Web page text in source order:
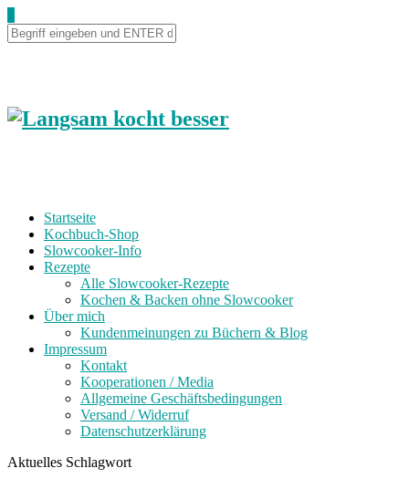
Startseite
Kochbuch-Shop
Slowcooker-Info
Rezepte
Alle Slowcooker-Rezepte
Kochen & Backen ohne Slowcooker
Über mich
Kundenmeinungen zu Büchern & Blog
Impressum
Kontakt
Kooperationen / Media
Allgemeine Geschäftsbedingungen
Versand / Widerruf
Datenschutzerklärung
Aktuelles Schlagwort